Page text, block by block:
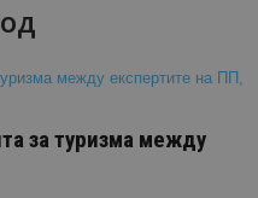
за туризма между